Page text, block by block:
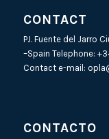
CONTACT
P.I. Fuente del Jarro
–Spain Telephone:
Contact e-mail:
CONTACTO